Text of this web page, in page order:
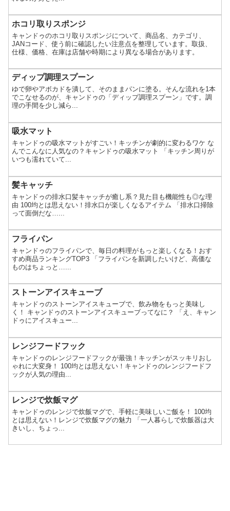
ホコリ取りスポンジ
キャンドゥのホコリ取りスポンジについて、商品名、カテゴリ、
JANコード、使う前に確認したい注意点を整理しています。取扱、
仕様、価格、在庫は店舗や時期により異なる場合があります。
ディップ調理スプーン
ゆで卵やアボカドを潰して、そのままパンに塗る。そんな流れを1本
でこなせるのが、キャンドゥの「ディップ調理スプーン」です。調
理の手間を少し減ら...
吸水マット
キャンドゥの吸水マットがすごい！キッチンが劇的に変わるワケ な
んでこんなに人気なの？キャンドゥの吸水マット 「キッチン周りが
いつも濡れていて...
髪キャッチ
キャンドゥの排水口髪キャッチが癒し系？見た目も機能性も◎な理
由 100均とは思えない！排水口が楽しくなるアイテム 「排水口掃除
って面倒だな…...
フライパン
キャンドゥのフライパンで、毎日の料理がもっと楽しくなる！おす
すめ商品ランキングTOP3 「フライパンを新調したいけど、高価な
ものはちょっと…...
ストーンアイスキューブ
キャンドゥのストーンアイスキューブで、飲み物をもっと美味し
く！ キャンドゥのストーンアイスキューブってなに？ 「え、キャン
ドゥにアイスキュー...
レンジフードフック
キャンドゥのレンジフードフックが最強！キッチンがスッキリおし
ゃれに大変身！ 100均とは思えない！キャンドゥのレンジフードフ
ックが人気の理由...
レンジで炊飯マグ
キャンドゥのレンジで炊飯マグで、手軽に美味しいご飯を！ 100均
とは思えない！レンジで炊飯マグの魅力 「一人暮らしで炊飯器は大
きいし、ちょっ...